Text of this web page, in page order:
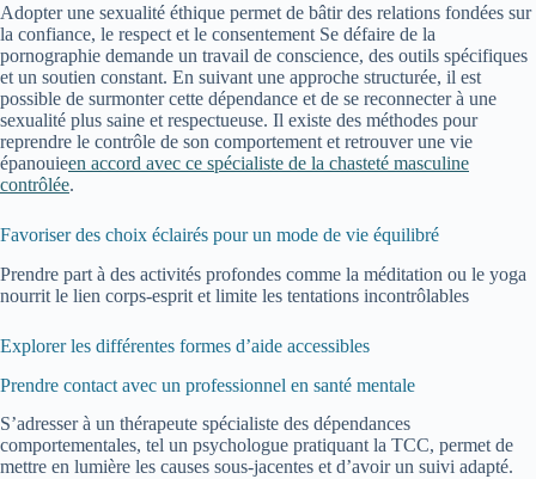
Adopter une sexualité éthique permet de bâtir des relations fondées sur
la confiance, le respect et le consentement Se défaire de la
pornographie demande un travail de conscience, des outils spécifiques
et un soutien constant. En suivant une approche structurée, il est
possible de surmonter cette dépendance et de se reconnecter à une
sexualité plus saine et respectueuse. Il existe des méthodes pour
reprendre le contrôle de son comportement et retrouver une vie
épanouieen accord avec ce spécialiste de la chasteté masculine
contrôlée.
Favoriser des choix éclairés pour un mode de vie équilibré
Prendre part à des activités profondes comme la méditation ou le yoga
nourrit le lien corps-esprit et limite les tentations incontrôlables
Explorer les différentes formes d’aide accessibles
Prendre contact avec un professionnel en santé mentale
S’adresser à un thérapeute spécialiste des dépendances
comportementales, tel un psychologue pratiquant la TCC, permet de
mettre en lumière les causes sous-jacentes et d’avoir un suivi adapté.